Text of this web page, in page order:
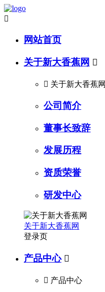

网站首页
关于新大香蕉网 
 关于新大香蕉网
公司简介
董事长致辞
发展历程
资质荣誉
研发中心
关于新大香蕉网
登录页
产品中心 
 产品中心